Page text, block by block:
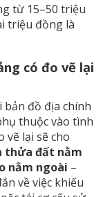
từ 15–50 triệu
triệu đồng là
có đo vẽ lại
đồ địa chính
thuộc vào tình
vẽ lại sẽ cho
thửa đất nằm
nằm ngoài –
về việc khiếu